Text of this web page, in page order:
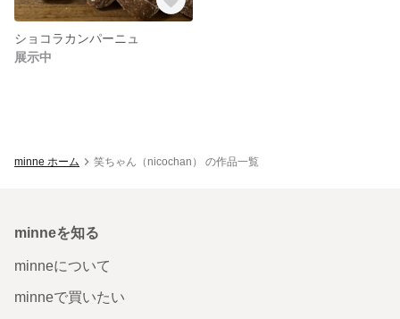
ショコラカンパーニュ
展示中
minne ホーム 笑ちゃん（nicochan） の作品一覧
minneを知る
minneについて
minneで買いたい